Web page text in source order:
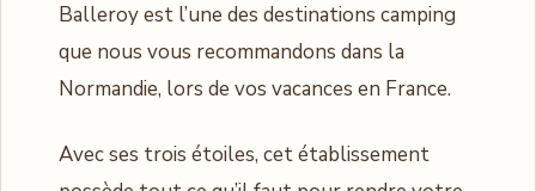
Balleroy est l’une des destinations camping
que nous vous recommandons dans la
Normandie, lors de vos vacances en France.
Avec ses trois étoiles, cet établissement